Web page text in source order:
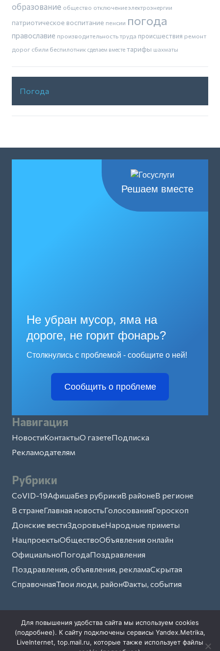
образование общество отключение электроэнергии
патриотическое воспитание пенсии погода
православие производительность труда происшествия ремонт
дорог сбили беспилотник сделаем вместе тарифы шахматы
Погода
Решаем вместе
Не убран мусор, яма на
дороге, не горит фонарь?
Столкнулись с проблемой - сообщите о ней!
Сообщить о проблеме
Навигация
НовостиКонтактыО газетеПодписка
Рекламодателям
Рубрики
CoVID-19АфишаБез рубрикиВ районеВ регионе
В странеГлавная новостьГолосованияГороскоп
Донские вестиЗдоровьеНародные приметы
НацпроектыОбществоОбъявления онлайн
ОфициальноПогодаПоздравления
Поздравления, объявления, рекламаСкрытая
СправочнаяТвои люди, районФакты, события
Август 2026 Июль 2026Июнь 2026Май 2026
Апрель 2026Март 2026Июль 2025 Июнь 2025
Для повышения удобства сайта мы используем cookies
(подробнее). К сайту подключены сервисы Yandex.Metrika,
LiveInternet, top.mail.ru, которые также использует файлы